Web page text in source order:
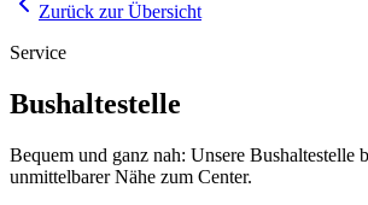
Zurück zur Übersicht
Service
Bushaltestelle
Bequem und ganz nah: Unsere Bushaltestelle
unmittelbarer Nähe zum Center.